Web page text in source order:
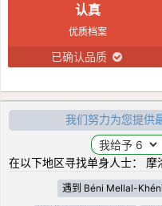
认真
优质档案
已确认品质
我们努力为您提供
在以下地区寻找单身人士： 摩
遇到 Béni Mellal-